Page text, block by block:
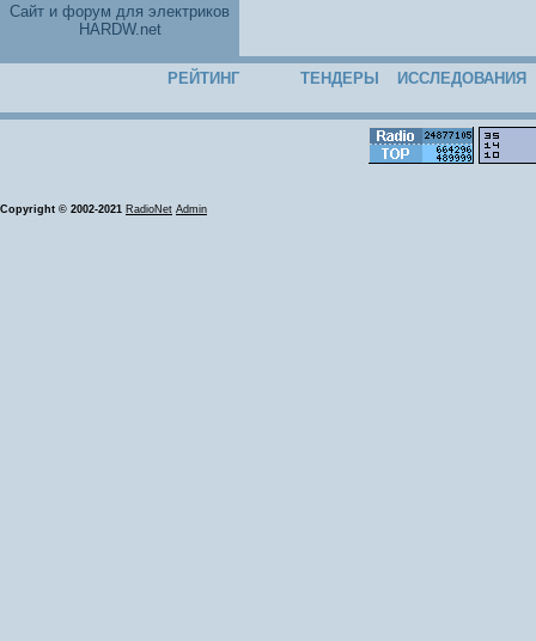
Cайт и форум для электриков
HARDW.net
РЕЙТИНГ ТЕНДЕРЫ ИССЛЕДОВАНИЯ
Copyright © 2002-2021 RadioNet Admin